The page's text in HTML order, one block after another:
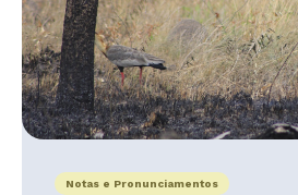
Notas e Pronunciamentos